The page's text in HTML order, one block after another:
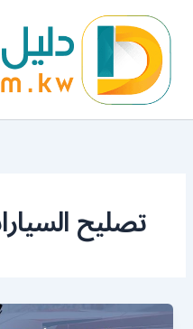
المحتوى
تصليح